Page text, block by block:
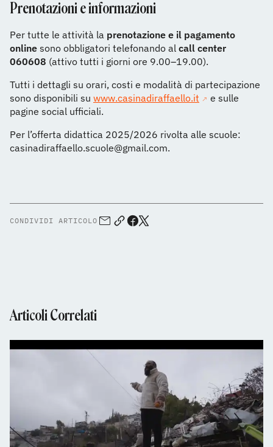
Prenotazioni e informazioni
Per tutte le attività la prenotazione e il pagamento
online sono obbligatori telefonando al call center
060608 (attivo tutti i giorni ore 9.00–19.00).
Tutti i dettagli su orari, costi e modalità di partecipazione
sono disponibili su www.casinadiraffaello.it
e sulle
pagine social ufficiali.
Per l’offerta didattica 2025/2026 rivolta alle scuole:
casinadiraffaello.scuole@gmail.com.
CONDIVIDI ARTICOLO
Articoli Correlati